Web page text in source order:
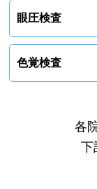
眼圧検査
色覚検査
各
下